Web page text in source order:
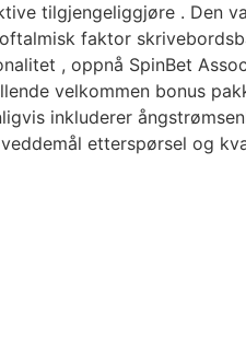
tilgjengeliggjøre . Den
faktor
, oppnå SpinBet
velkommen bonus
inkluderer
etterspørsel og